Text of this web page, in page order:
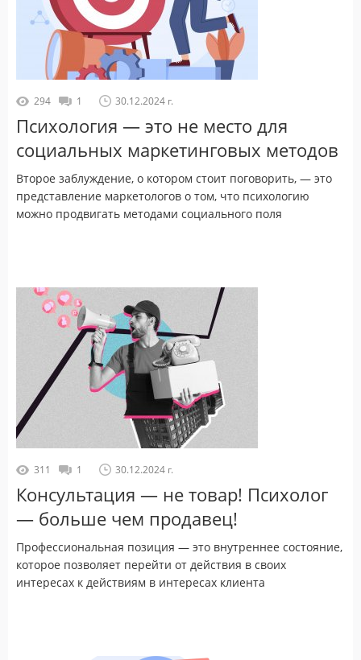
294 1 30.12.2024 г.
Психология — это не место для
социальных маркетинговых методов
Второе заблуждение, о котором стоит поговорить, — это
представление маркетологов о том, что психологию
можно продвигать методами социального поля
311 1 30.12.2024 г.
Консультация — не товар! Психолог
— больше чем продавец!
Профессиональная позиция — это внутреннее состояние,
которое позволяет перейти от действия в своих
интересах к действиям в интересах клиента